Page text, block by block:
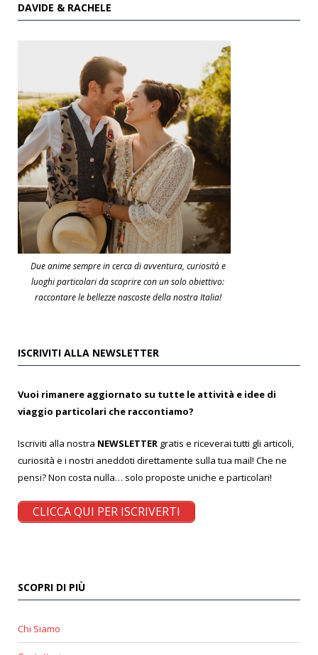
DAVIDE & RACHELE
Due anime sempre in cerca di avventura, curiosità e
luoghi particolari da scoprire con un solo obiettivo:
raccontare le bellezze nascoste della nostra Italia!
ISCRIVITI ALLA NEWSLETTER
Vuoi rimanere aggiornato su tutte le attività e idee di
viaggio particolari che raccontiamo?
Iscriviti alla nostra NEWSLETTER gratis e riceverai tutti gli articoli,
curiosità e i nostri aneddoti direttamente sulla tua mail! Che ne
pensi? Non costa nulla… solo proposte uniche e particolari!
CLICCA QUI PER ISCRIVERTI
SCOPRI DI PIÙ
Chi Siamo